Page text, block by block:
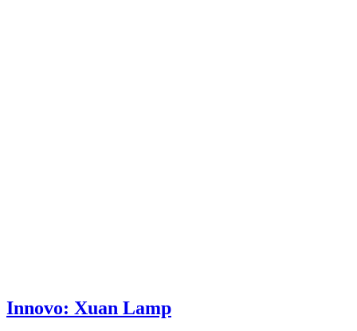
Innovo: Xuan Lamp